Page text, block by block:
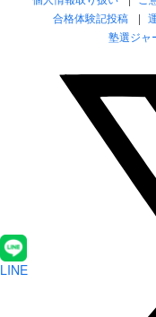
合格体験記投稿
塾選ジャ
LINE